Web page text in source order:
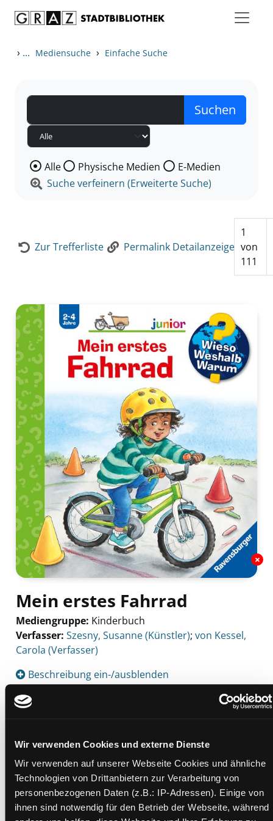
Wir verwenden Cookies und externe Dienste
Wir verwenden auf unserer Webseite Cookies und ähnliche
Technologien von Drittanbietern zur Verarbeitung von
personenbezogenen Daten (z.B.: IP-Adressen). Einige von
ihnen sind notwendig für den Betrieb der Webseite, während
› ... Mediensuche › Einfache Suche
Wählen Sie die Medienart nach der Sie suchen wollen.
Alle Physische Medien
E-Medien
Suche verfeinern (Erweiterte Suche)
Zur Trefferliste Permalink Detailanzeige
1
von
111
Mein erstes Fahrrad
Mediengruppe: Kinderbuch
Verfasser: Suche nach diesem Verfasser
Szesny, Susanne (Künstler); von Kessel,
Carola (Verfasser)
Beschreibung ein-/ausblenden
Mehr Informationen ein-/ausblenden
Exemplare
Zweigstelle:
Nord - Geidorf
Signatur:JD.JV MEI